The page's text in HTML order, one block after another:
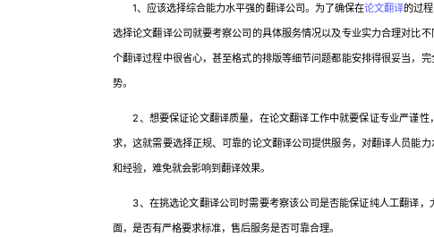
1、应该选择综合能力水平强的翻译公司。为了确保在论文翻译的过
选择论文翻译公司就要考察公司的具体服务情况以及专业实力合理对比
个翻译过程中很省心，甚至格式的排版等细节问题都能安排得很妥当，
势。
2、想要保证论文翻译质量，在论文翻译工作中就要保证专业严谨性
求，这就需要选择正规、可靠的论文翻译公司提供服务，对翻译人员能
和经验，难免就会影响到翻译效果。
3、在挑选论文翻译公司时需要考察该公司是否能保证纯人工翻译，
面，是否有严格要求标准，售后服务是否可靠合理。